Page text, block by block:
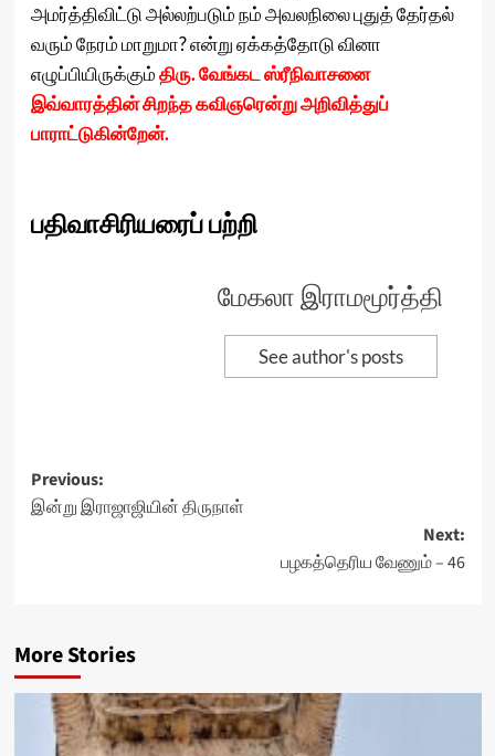
அமர்த்திவிட்டு அல்லற்படும் நம் அவலநிலை புதுத் தேர்தல்
வரும் நேரம் மாறுமா? என்று ஏக்கத்தோடு வினா
எழுப்பியிருக்கும்திரு. வேங்கட ஸ்ரீநிவாசனை
இவ்வாரத்தின் சிறந்த கவிஞரென்று அறிவித்துப்
பாராட்டுகின்றேன்.
பதிவாசிரியரைப் பற்றி
மேகலா இராமமூர்த்தி
See author's posts
Post
navigation
Previous:
இன்று இராஜாஜியின் திருநாள்
Next:
பழகத்தெரிய வேணும் – 46
More Stories